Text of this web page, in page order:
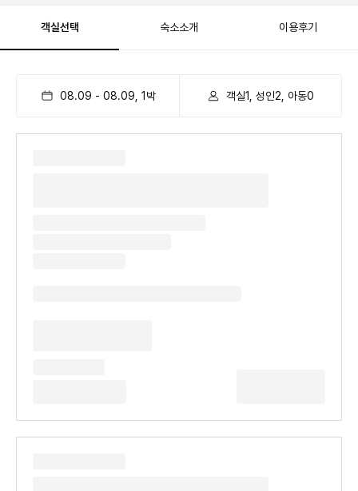
객실선택 숙소소개 이용후기
08.09 - 08.09 1 박 객실1, 성인2, 아동0